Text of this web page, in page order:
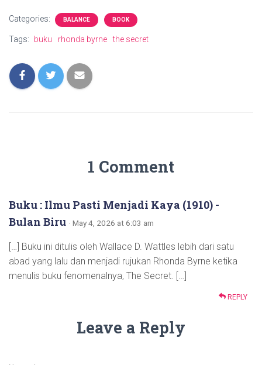
Categories: BALANCE BOOK
Tags: buku rhonda byrne the secret
1 Comment
Buku : Ilmu Pasti Menjadi Kaya (1910) -
Bulan Biru · May 4, 2026 at 6:03 am
[…] Buku ini ditulis oleh Wallace D. Wattles lebih dari satu
abad yang lalu dan menjadi rujukan Rhonda Byrne ketika
menulis buku fenomenalnya, The Secret. […]
REPLY
Leave a Reply